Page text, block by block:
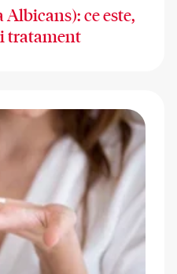
ce este,
tratament